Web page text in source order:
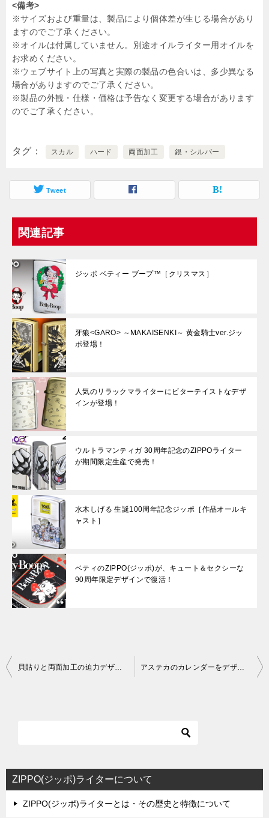
<備考>
※サイズおよび重量は、製品により個体差が生じる場合があり
ますのでご了承ください。
※オイルは付属していません。別途オイルライター用オイルを
お求めください。
※ウェブサイト上の写真と実際の製品の色合いは、多少異なる
場合がありますのでご了承ください。
※製品の外観・仕様・価格は予告なく変更する場合があります
のでご了承ください。
タグ スカル ハード 両面加工 銀・シルバー
Tweet
関連記事
ジッポ ベティー ブープ™［クリスマス］
牙狼<GARO> ～MAKAISENKI～ 黄金騎士ver.ジッ
ポ登場！
人気のリラックマライターにビターテイストなデザ
インが登場！
ウルトラマンティガ 30周年記念のZIPPOライター
が期間限定生産で発売！
水木しげる 生誕100周年記念ジッポ［作品オールキ
ャスト］
ベティのZIPPO(ジッポ)が、キュート＆セクシーな
90周年限定デザインで復活！
投
シ
ョ
貝貼りと両面加工の迫力デザイン！ジッポ・シェルシールド アステカのカレンダーをデザインした、メキシコテイストのジッポ
ZIPPO(ジッポ)ライターについて
ZIPPO(ジッポ)ライターとは・その歴史と特徴について